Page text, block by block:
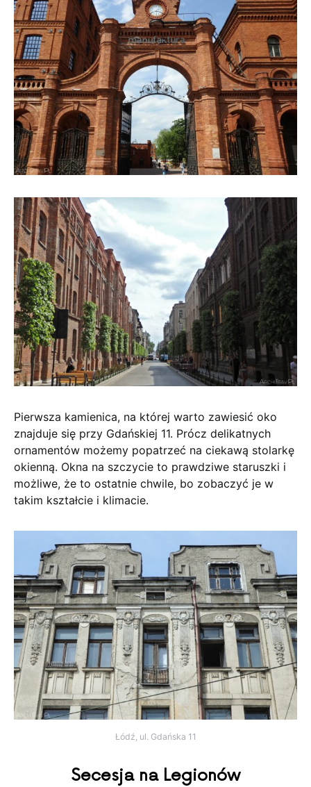
Pierwsza kamienica, na której warto zawiesić oko
znajduje się przy Gdańskiej 11. Prócz delikatnych
ornamentów możemy popatrzeć na ciekawą stolarkę
okienną. Okna na szczycie to prawdziwe staruszki i
możliwe, że to ostatnie chwile, bo zobaczyć je w
takim kształcie i klimacie.
Łódź, ul. Gdańska 11
Secesja na Legionów